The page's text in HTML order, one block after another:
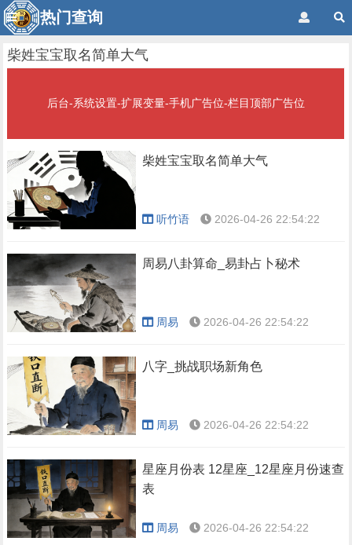
热门查询
柴姓宝宝取名简单大气
后台-系统设置-扩展变量-手机广告位-栏目顶部广告位
柴姓宝宝取名简单大气
听竹语 2026-04-26 22:54:22
周易八卦算命_易卦占卜秘术
周易 2026-04-26 22:54:22
八字_挑战职场新角色
周易 2026-04-26 22:54:22
星座月份表 12星座_12星座月份速查
表
周易 2026-04-26 22:54:22